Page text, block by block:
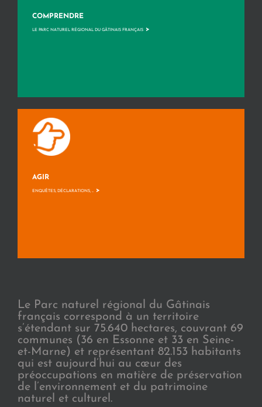
COMPRENDRE
LE PARC NATUREL RÉGIONAL DU GÂTINAIS FRANÇAIS >
AGIR
ENQUÊTES, DÉCLARATIONS, ... >
Le Parc naturel régional du Gâtinais
français correspond à un territoire
s’étendant sur 75.640 hectares, couvrant 69
communes (36 en Essonne et 33 en Seine-
et-Marne) et représentant 82.153 habitants
qui est aujourd’hui au cœur des
préoccupations en matière de préservation
de l’environnement et du patrimoine
naturel et culturel.